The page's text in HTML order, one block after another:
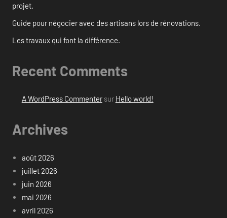
projet.
Guide pour négocier avec des artisans lors de rénovations.
Les travaux qui font la différence.
Recent Comments
A WordPress Commentersur Hello world!
Archives
août 2026
juillet 2026
juin 2026
mai 2026
avril 2026